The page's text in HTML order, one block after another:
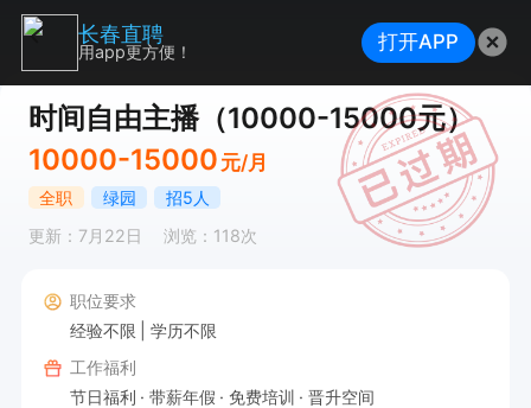
时间自由主播（10000-15000元）
10000-15000 元/月
全职 绿园
招5人
更新：7月22日
浏览：118次
职位要求
经验不限
学历不限
工作福利
节日福利
带薪年假 免费培训
晋升空间
长春直聘
用app更方便！ 打开APP